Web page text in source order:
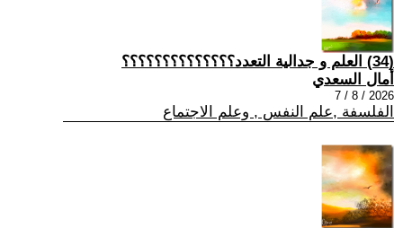
(34) العلم و جدالية التعدد؟؟؟؟؟؟؟؟؟؟؟؟؟؟
أمال السعدي
2026 / 8 / 7
الفلسفة ,علم النفس , وعلم الاجتماع